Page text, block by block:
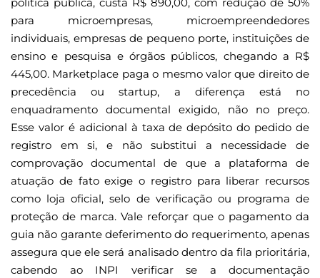
para microempresas, microempreendedores
individuais, empresas de pequeno porte, instituições de
ensino e pesquisa e órgãos públicos, chegando a R$
445,00. Marketplace paga o mesmo valor que direito de
precedência ou startup, a diferença está no
enquadramento documental exigido, não no preço.
Esse valor é adicional à taxa de depósito do pedido de
registro em si, e não substitui a necessidade de
comprovação documental de que a plataforma de
atuação de fato exige o registro para liberar recursos
como loja oficial, selo de verificação ou programa de
proteção de marca. Vale reforçar que o pagamento da
guia não garante deferimento do requerimento, apenas
assegura que ele será analisado dentro da fila prioritária,
cabendo ao INPI verificar se a documentação